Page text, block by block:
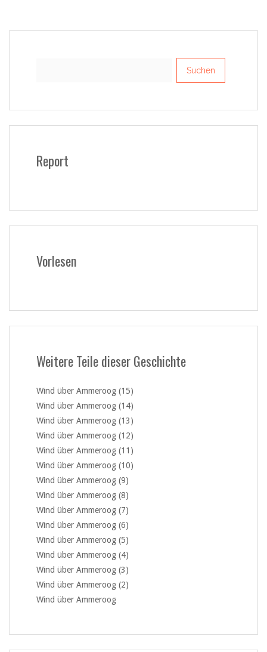
Report
Vorlesen
Weitere Teile dieser Geschichte
Wind über Ammeroog (15)
Wind über Ammeroog (14)
Wind über Ammeroog (13)
Wind über Ammeroog (12)
Wind über Ammeroog (11)
Wind über Ammeroog (10)
Wind über Ammeroog (9)
Wind über Ammeroog (8)
Wind über Ammeroog (7)
Wind über Ammeroog (6)
Wind über Ammeroog (5)
Wind über Ammeroog (4)
Wind über Ammeroog (3)
Wind über Ammeroog (2)
Wind über Ammeroog